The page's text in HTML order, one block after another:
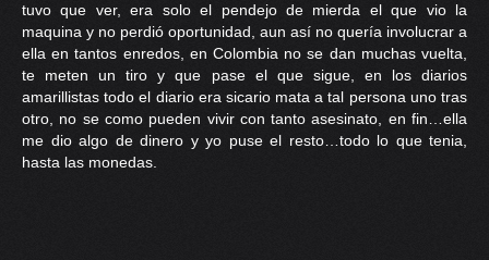
tuvo que ver, era solo el pendejo de mierda el que vio la
maquina y no perdió oportunidad, aun así no quería involucrar a
ella en tantos enredos, en Colombia no se dan muchas vuelta,
te meten un tiro y que pase el que sigue, en los diarios
amarillistas todo el diario era sicario mata a tal persona uno tras
otro, no se como pueden vivir con tanto asesinato, en fin…ella
me dio algo de dinero y yo puse el resto…todo lo que tenia,
hasta las monedas.